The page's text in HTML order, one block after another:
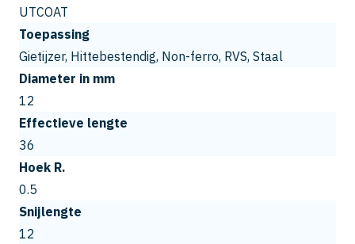
UTCOAT
Toepassing
Gietijzer, Hittebestendig, Non-ferro, RVS, Staal
Diameter in mm
12
Effectieve lengte
36
Hoek R.
0.5
Snijlengte
12